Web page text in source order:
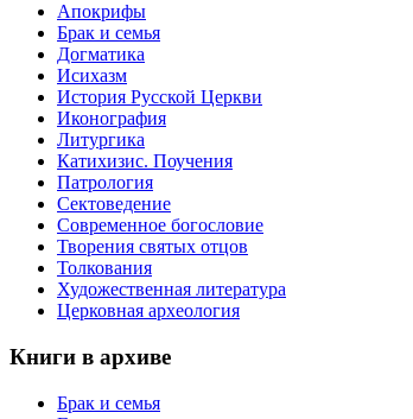
Апокрифы
Брак и семья
Догматика
Исихазм
История Русской Церкви
Иконография
Литургика
Катихизис. Поучения
Патрология
Сектоведение
Современное богословие
Творения святых отцов
Толкования
Художественная литература
Церковная археология
Книги в архиве
Брак и семья